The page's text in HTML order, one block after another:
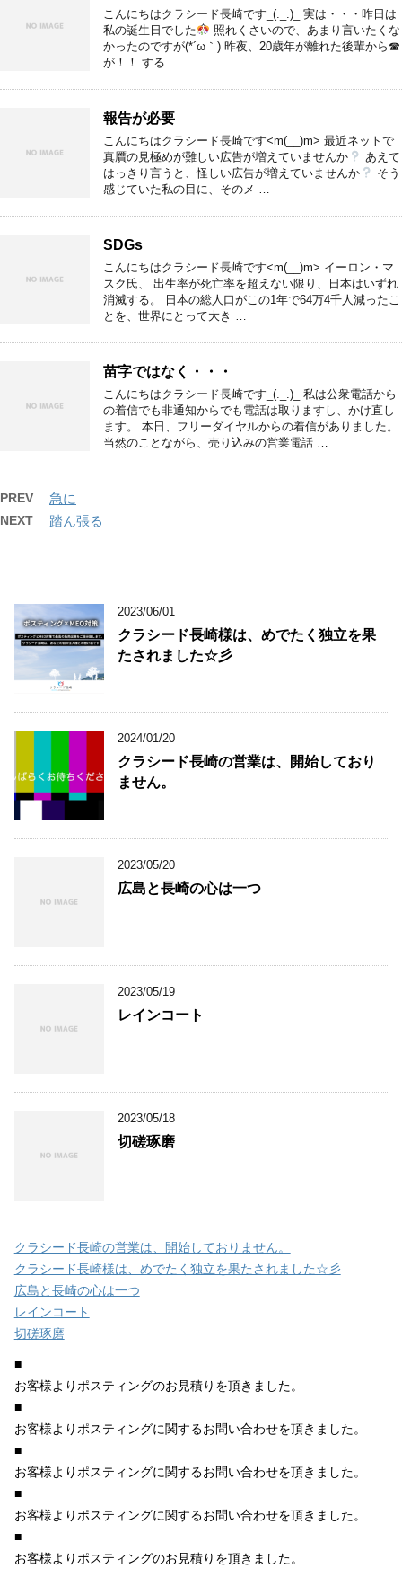
こんにちはクラシード長崎です_(._.)_ 実は・・・昨日は
私の誕生日でした
照れくさいので、あまり言いたくな
かったのですが(*´ω｀) 昨夜、20歳年が離れた後輩から☎
が！！ する …
報告が必要
こんにちはクラシード長崎です<m(__)m> 最近ネットで
真贋の見極めが難しい広告が増えていませんか
あえて
はっきり言うと、怪しい広告が増えていませんか
そう
感じていた私の目に、そのメ …
SDGs
こんにちはクラシード長崎です<m(__)m> イーロン・マ
スク氏、 出生率が死亡率を超えない限り、日本はいずれ
消滅する。 日本の総人口がこの1年で64万4千人減ったこ
とを、世界にとって大き …
苗字ではなく・・・
こんにちはクラシード長崎です_(._.)_ 私は公衆電話から
の着信でも非通知からでも電話は取りますし、かけ直し
ます。 本日、フリーダイヤルからの着信がありました。
当然のことながら、売り込みの営業電話 …
PREV 急に
NEXT 踏ん張る
2023/06/01
クラシード長崎様は、めでたく独立を果
たされました☆彡
2024/01/20
クラシード長崎の営業は、開始しており
ません。
2023/05/20
広島と長崎の心は一つ
2023/05/19
レインコート
2023/05/18
切磋琢磨
クラシード長崎の営業は、開始しておりません。
クラシード長崎様は、めでたく独立を果たされました☆彡
広島と長崎の心は一つ
レインコート
切磋琢磨
■
お客様よりポスティングのお見積りを頂きました。
■
お客様よりポスティングに関するお問い合わせを頂きました。
■
お客様よりポスティングに関するお問い合わせを頂きました。
■
お客様よりポスティングに関するお問い合わせを頂きました。
■
お客様よりポスティングのお見積りを頂きました。